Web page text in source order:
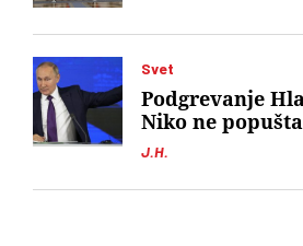
Svet
J.H.
Podgrevanje
Niko ne popušta